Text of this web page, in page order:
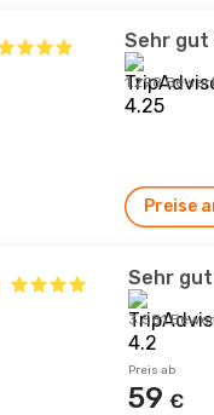
Sehr gut
1.298
Preise
Sehr gut
3.581
Preis ab
59 €